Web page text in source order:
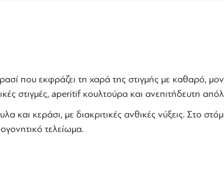
που εκφράζει τη χαρά της στιγμής με καθαρό,
στιγμές, aperitif κουλτούρα και ανεπιτήδευτη
κεράσι, με διακριτικές ανθικές νύξεις. Στο
τελείωμα.